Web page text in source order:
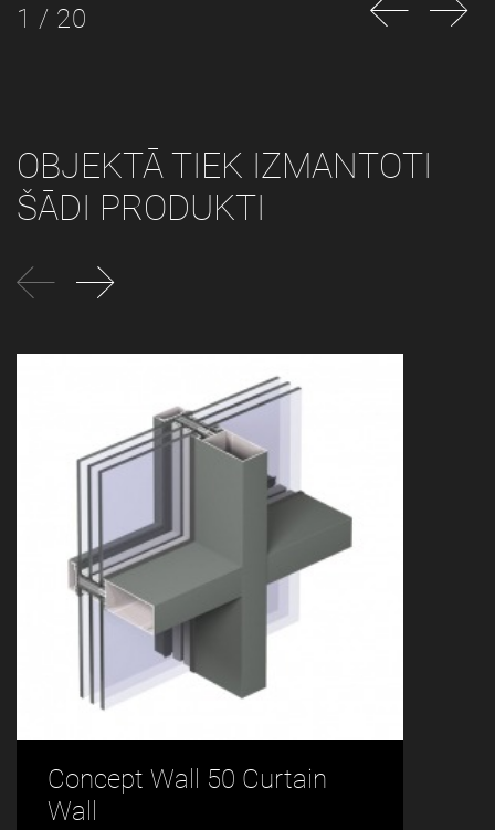
1 / 20
OBJEKTĀ TIEK IZMANTOTI
ŠĀDI PRODUKTI
Concept Wall 50 Curtain
Wall